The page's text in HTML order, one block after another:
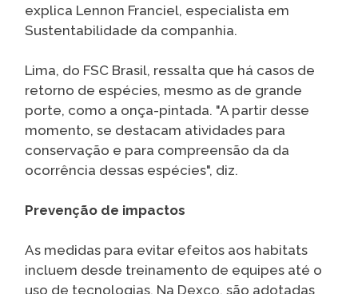
explica Lennon Franciel, especialista em
Sustentabilidade da companhia.
Lima, do FSC Brasil, ressalta que há casos de
retorno de espécies, mesmo as de grande
porte, como a onça-pintada. "A partir desse
momento, se destacam atividades para
conservação e para compreensão da da
ocorrência dessas espécies", diz.
Prevenção de impactos
As medidas para evitar efeitos aos habitats
incluem desde treinamento de equipes até o
uso de tecnologias. Na Dexco, são adotadas